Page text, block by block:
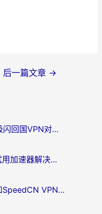
后一篇文章 →
Malus VPN好用吗？和极闪回国VPN对比哪个回国效果更好？海外党亲测3款加速器+避坑指南
海外党必看：如何通过试用加速器解决国内APP地区限制？附2026最新对比测评
雷神手游VPN好用吗？和SpeedCN VPN对比哪个回国效果更好？海外党亲测3款加速器+避坑指南